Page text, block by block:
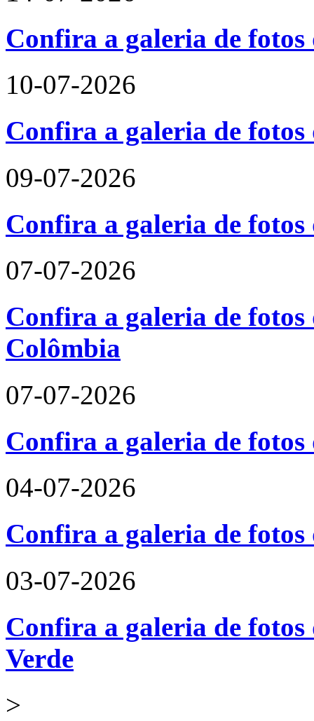
Confira a galeria de
10-07-2026
Confira a galeria de fotos
09-07-2026
Confira a galeria de
07-07-2026
Confira a galeria de fotos
Colômbia
07-07-2026
Confira a galeria de
04-07-2026
Confira a galeria de
03-07-2026
Confira a galeria de
Verde
>